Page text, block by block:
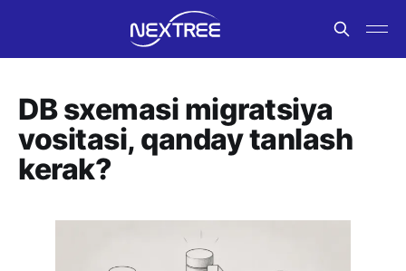
DB sxemasi migratsiya
vositasi, qanday tanlash
kerak?